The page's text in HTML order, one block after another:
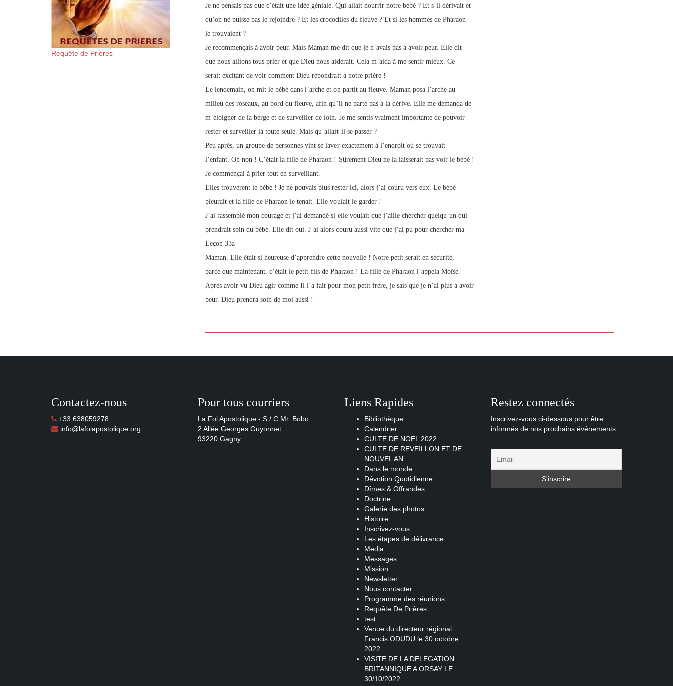
Requête de Prières
Je ne pensais pas que c’était une idée géniale. Qui allait nourrir notre bébé ? Et s’il dérivait et
qu’on ne puisse pas le rejoindre ? Et les crocodiles du fleuve ? Et si les hommes de Pharaon
le trouvaient ?
Je recommençais à avoir peur. Mais Maman me dit que je n’avais pas à avoir peur. Elle dit
que nous allions tous prier et que Dieu nous aiderait. Cela m’aida à me sentir mieux. Ce
serait excitant de voir comment Dieu répondrait à notre prière !
Le lendemain, on mit le bébé dans l’arche et on partit au fleuve. Maman posa l’arche au
milieu des roseaux, au bord du fleuve, afin qu’il ne parte pas à la dérive. Elle me demanda de
m’éloigner de la berge et de surveiller de loin. Je me sentis vraiment importante de pouvoir
rester et surveiller là toute seule. Mais qu’allait-il se passer ?
Peu après, un groupe de personnes vint se laver exactement à l’endroit où se trouvait
l’enfant. Oh non ! C’était la fille de Pharaon ! Sûrement Dieu ne la laisserait pas voir le bébé !
Je commençai à prier tout en surveillant.
Elles trouvèrent le bébé ! Je ne pouvais plus rester ici, alors j’ai couru vers eux. Le bébé
pleurait et la fille de Pharaon le tenait. Elle voulait le garder !
J’ai rassemblé mon courage et j’ai demandé si elle voulait que j’aille chercher quelqu’un qui
prendrait soin du bébé. Elle dit oui. J’ai alors couru aussi vite que j’ai pu pour chercher ma
Leçon 33a
Maman. Elle était si heureuse d’apprendre cette nouvelle ! Notre petit serait en sécurité,
parce que maintenant, c’était le petit-fils de Pharaon ! La fille de Pharaon l’appela Moïse.
Après avoir vu Dieu agir comme Il l’a fait pour mon petit frère, je sais que je n’ai plus à avoir
peur. Dieu prendra soin de moi aussi !
Contactez-nous
+33 638059278
info@lafoiapostolique.org
Pour tous courriers
La Foi Apostolique - S / C Mr. Bobo
2 Allée Georges Guyonnet
93220 Gagny
Liens Rapides
Bibliothèque
Calendrier
CULTE DE NOEL 2022
CULTE DE REVEILLON ET DE
NOUVEL AN
Dans le monde
Dévotion Quotidienne
Dîmes & Offrandes
Doctrine
Galerie des photos
Histoire
Inscrivez-vous
Les étapes de délivrance
Media
Messages
Mission
Newsletter
Nous contacter
Programme des réunions
Requête De Prières
test
Venue du directeur régional
Francis ODUDU le 30 octobre
2022
VISITE DE LA DELEGATION
BRITANNIQUE A ORSAY LE
30/10/2022
Restez connectés
Inscrivez-vous ci-dessous pour être
informés de nos prochains événements